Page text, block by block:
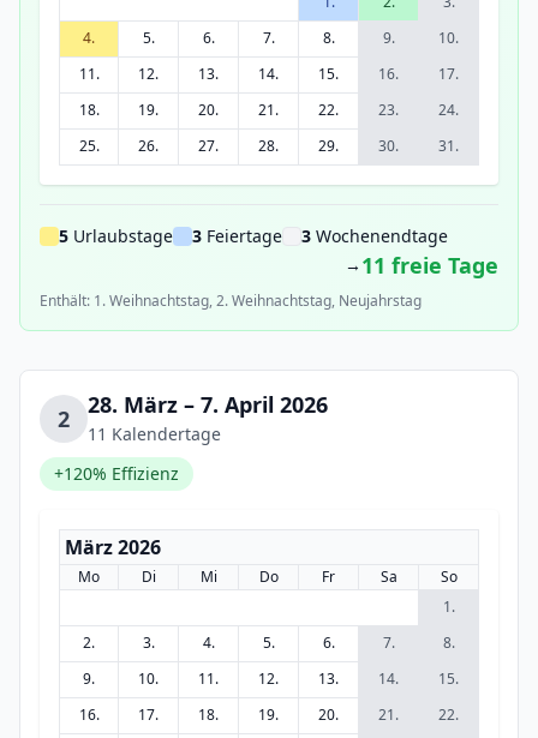
4.
5. 6. 7. 8. 9.
10.
11.
12. 13. 14. 15. 16.
17.
18.
19. 20. 21. 22. 23.
24.
25.
26. 27. 28. 29. 30. 31.
5 Urlaubstage 3 Feiertage 3 Wochenendtage
→ 11 freie Tage
Enthält: 1. Weihnachtstag, 2. Weihnachtstag, Neujahrstag
2 28. März – 7. April 2026
11 Kalendertage
+120% Effizienz
März 2026
Mo Di Mi Do Fr Sa
So
1.
2.
3. 4. 5. 6. 7.
8.
9.
10. 11. 12. 13. 14.
15.
16.
17. 18. 19. 20. 21.
22.